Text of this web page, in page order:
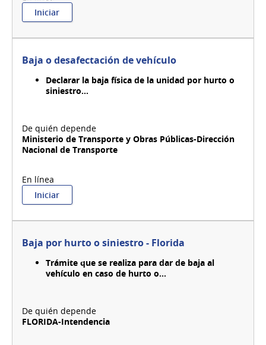
Iniciar:
Baja
Nacional
de
Propietarios
de
Colmenas
Baja o desafectación de vehículo
Declarar la baja física de la unidad por hurto o
siniestro...
Ministerio de Transporte y Obras Públicas-Dirección
Nacional de Transporte
Iniciar:
Baja
de
vehículo
Baja por hurto o siniestro - Florida
Trámite que se realiza para dar de baja al
vehículo en caso de hurto o...
FLORIDA-Intendencia